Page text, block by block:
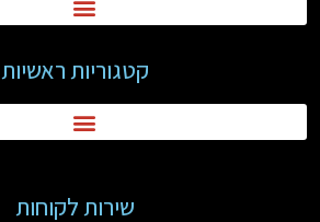
קטגוריות ראשיות
שירות לקוחות